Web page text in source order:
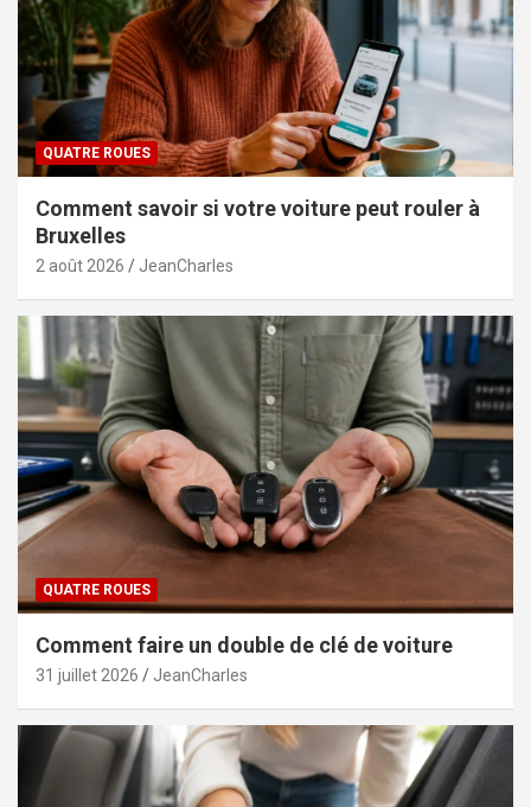
QUATRE ROUES
Comment savoir si votre voiture peut rouler à
Bruxelles
2 août 2026 JeanCharles
QUATRE ROUES
Comment faire un double de clé de voiture
31 juillet 2026 JeanCharles